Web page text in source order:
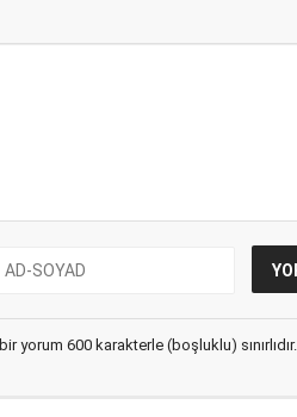
yorum 600 karakterle (boşluklu) sınırlıdır.